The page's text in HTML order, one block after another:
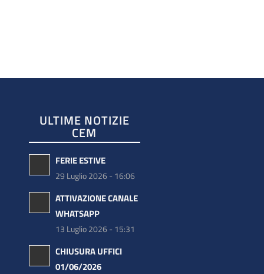
ULTIME NOTIZIE
CEM
FERIE ESTIVE
29 Luglio 2026 - 16:06
ATTIVAZIONE CANALE
WHATSAPP
13 Luglio 2026 - 15:31
CHIUSURA UFFICI
01/06/2026